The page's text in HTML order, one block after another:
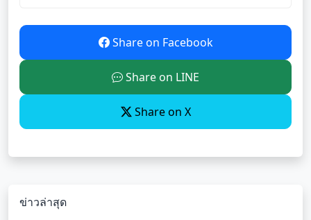
Share on Facebook
Share on LINE
Share on X
ข่าวล่าสุด